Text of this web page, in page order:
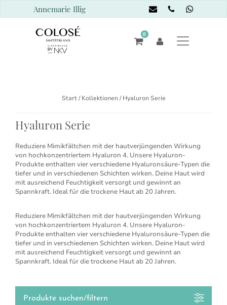
Annemarie Illig
0
Start/ Kollektionen / Hyaluron Serie
Hyaluron Serie
Reduziere Mimikfältchen mit der hautverjüngenden Wirkung
von hochkonzentriertem Hyaluron 4. Unsere Hyaluron-
Produkte enthalten vier verschiedene Hyaluronsäure-Typen die
tiefer und in verschiedenen Schichten wirken. Deine Haut wird
mit ausreichend Feuchtigkeit versorgt und gewinnt an
Spannkraft. Ideal für die trockene Haut ab 20 Jahren.
Reduziere Mimikfältchen mit der hautverjüngenden Wirkung
von hochkonzentriertem Hyaluron 4. Unsere Hyaluron-
Produkte enthalten vier verschiedene Hyaluronsäure-Typen die
tiefer und in verschiedenen Schichten wirken. Deine Haut wird
mit ausreichend Feuchtigkeit versorgt und gewinnt an
Spannkraft. Ideal für die trockene Haut ab 20 Jahren.
Produkte suchen/filtern